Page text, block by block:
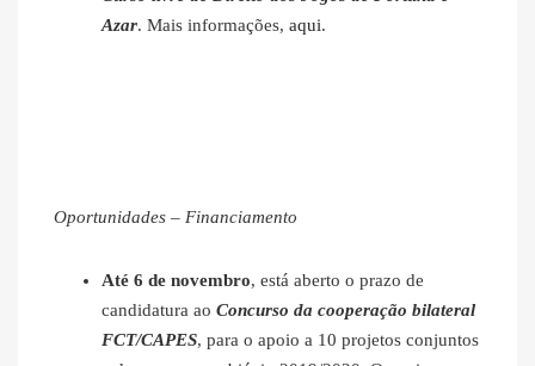
Azar. Mais informações, aqui.
Oportunidades – Financiamento
Até 6 de novembro, está aberto o prazo de
candidatura ao Concurso da cooperação bilateral
FCT/CAPES, para o apoio a 10 projetos conjuntos